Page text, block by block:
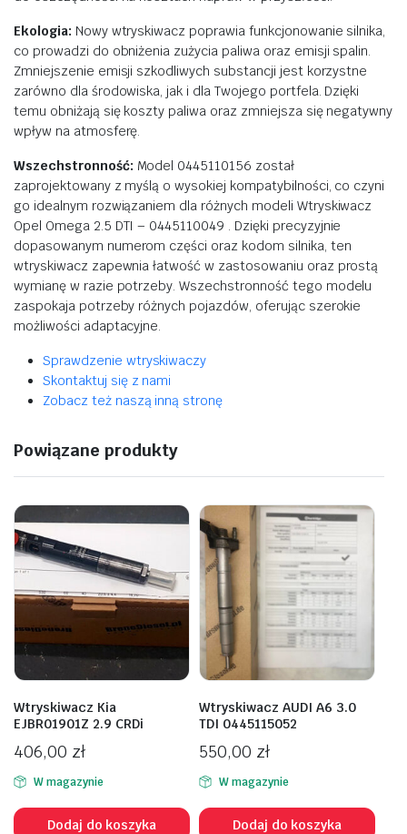
Ekologia: Nowy wtryskiwacz poprawia funkcjonowanie silnika,
co prowadzi do obniżenia zużycia paliwa oraz emisji spalin.
Zmniejszenie emisji szkodliwych substancji jest korzystne
zarówno dla środowiska, jak i dla Twojego portfela. Dzięki
temu obniżają się koszty paliwa oraz zmniejsza się negatywny
wpływ na atmosferę.
Wszechstronność: Model 0445110156 został
zaprojektowany z myślą o wysokiej kompatybilności, co czyni
go idealnym rozwiązaniem dla różnych modeli Wtryskiwacz
Opel Omega 2.5 DTI – 0445110049 . Dzięki precyzyjnie
dopasowanym numerom części oraz kodom silnika, ten
wtryskiwacz zapewnia łatwość w zastosowaniu oraz prostą
wymianę w razie potrzeby. Wszechstronność tego modelu
zaspokaja potrzeby różnych pojazdów, oferując szerokie
możliwości adaptacyjne.
Sprawdzenie wtryskiwaczy
Skontaktuj się z nami
Zobacz też naszą inną stronę
Powiązane produkty
Wtryskiwacz Kia
EJBR01901Z 2.9 CRDi
406,00 zł
W magazynie
Dodaj do koszyka
Wtryskiwacz AUDI A6 3.0
TDI 0445115052
550,00 zł
W magazynie
Dodaj do koszyka